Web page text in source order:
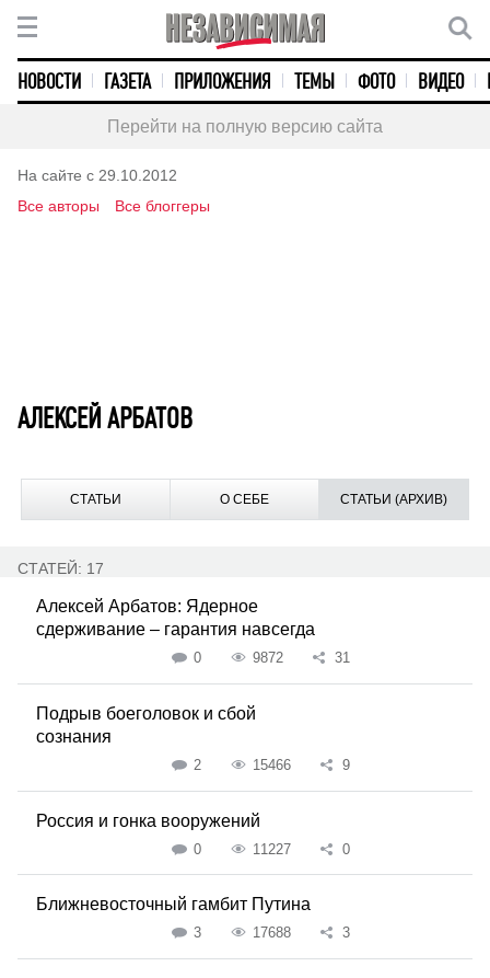
НОВОСТИ ГАЗЕТА ПРИЛОЖЕНИЯ ТЕМЫ ФОТО ВИДЕО
Перейти на полную версию сайта
На сайте с 29.10.2012
Все авторы
Все блоггеры
АЛЕКСЕЙ АРБАТОВ
СТАТЬИ О СЕБЕ СТАТЬИ (АРХИВ)
СТАТЕЙ: 17
Алексей Арбатов: Ядерное
сдерживание – гарантия навсегда
0 9872 31
Подрыв боеголовок и сбой
сознания
2 15466 9
Россия и гонка вооружений
0 11227 0
Ближневосточный гамбит Путина
3 17688 3